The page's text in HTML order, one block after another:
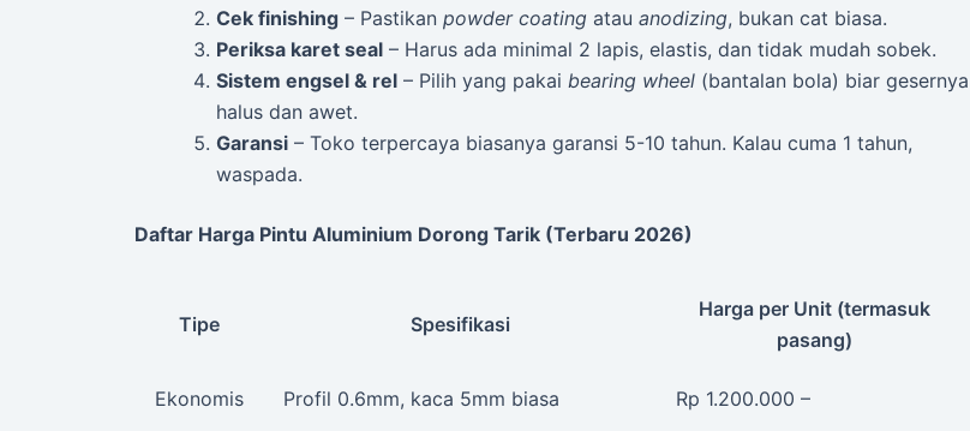
Cek finishing – Pastikan powder coating atau anodizing, bukan cat biasa.
Periksa karet seal – Harus ada minimal 2 lapis, elastis, dan tidak mudah sobek.
Sistem engsel & rel – Pilih yang pakai bearing wheel (bantalan bola) biar gesernya
halus dan awet.
Garansi – Toko terpercaya biasanya garansi 5-10 tahun. Kalau cuma 1 tahun,
waspada.
Daftar Harga Pintu Aluminium Dorong Tarik (Terbaru 2026)
Tipe Spesifikasi
Harga per Unit (termasuk
pasang)
Ekonomis Profil 0.6mm, kaca 5mm biasa Rp 1.200.000 –